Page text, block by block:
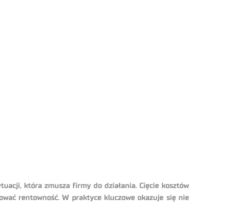
która zmusza firmy do działania. Cięcie kosztów
rentowność. W praktyce kluczowe okazuje się nie